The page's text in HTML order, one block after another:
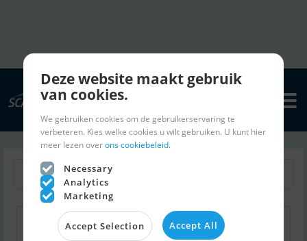
Terug naar zoeken
Colina L29 Maxi 38 - N..
Deze website maakt gebruik
van cookies.
We gebruiken cookies om de gebruikerservaring te
verbeteren. Kies welke cookies u wilt gebruiken. U kunt hier
meer lezen overons cookiebeleid.
Necessary
Analytics
Marketing
Accept Selection Accept All